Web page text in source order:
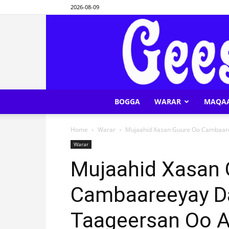
2026-08-09
BOGGA WARAR
Home Warar Mujaahid Xasan Guure Oo
Warar
Mujaahid Xasan
Cambaareeyay
Taageersan Oo